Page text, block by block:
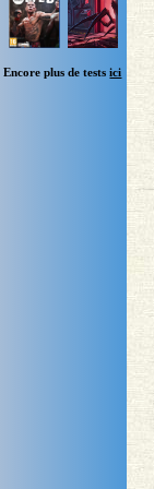
Encore plus de testsici